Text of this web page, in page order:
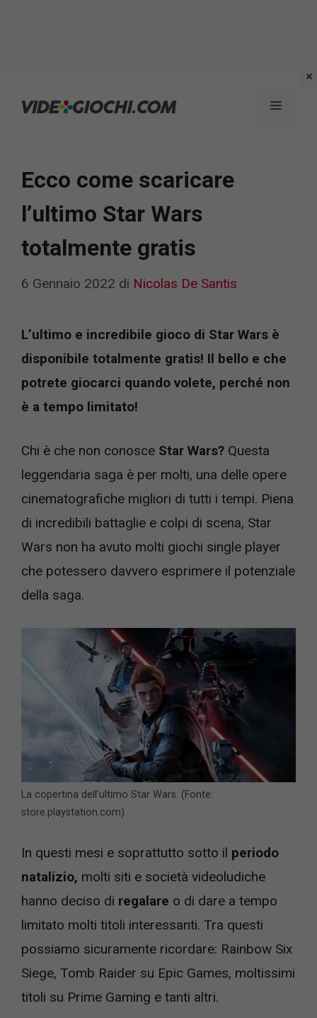
Menu
Ecco come scaricare
l’ultimo Star Wars
totalmente gratis
6 Gennaio 2022 di Nicolas De Santis
L’ultimo e incredibile gioco di Star Wars è
disponibile totalmente gratis! Il bello e che
potrete giocarci quando volete, perché non
è a tempo limitato!
Chi è che non conosce Star Wars? Questa
leggendaria saga è per molti, una delle opere
cinematografiche migliori di tutti i tempi. Piena
di incredibili battaglie e colpi di scena, Star
Wars non ha avuto molti giochi single player
che potessero davvero esprimere il potenziale
della saga.
La copertina dell’ultimo Star Wars. (Fonte:
store.playstation.com)
In questi mesi e soprattutto sotto il periodo
natalizio, molti siti e società videoludiche
hanno deciso di regalare o di dare a tempo
limitato molti titoli interessanti. Tra questi
possiamo sicuramente ricordare: Rainbow Six
Siege, Tomb Raider su Epic Games, moltissimi
titoli su Prime Gaming e tanti altri.